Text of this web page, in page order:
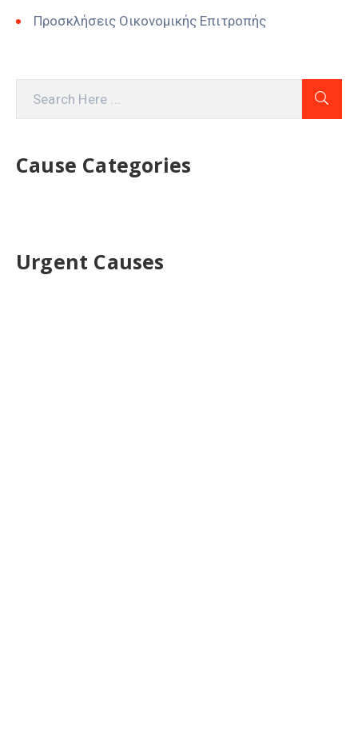
Προσκλήσεις Οικονομικής Επιτροπής
Cause Categories
Urgent Causes